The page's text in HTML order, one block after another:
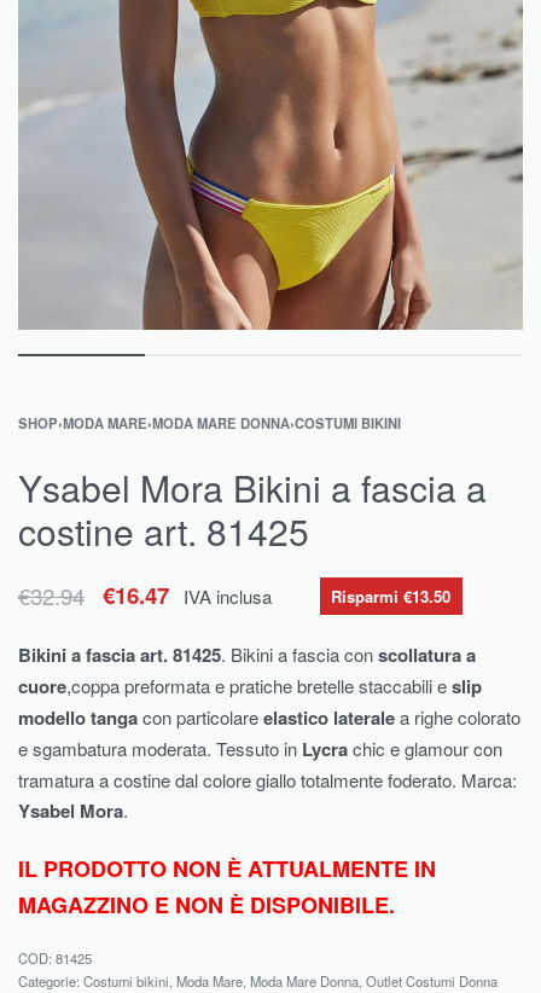
SHOP›MODA MARE›MODA MARE DONNA›COSTUMI BIKINI
Ysabel Mora Bikini a fascia a
costine art. 81425
€32.94 €16.47 IVA inclusa Risparmi €13.50
Bikini a fascia art. 81425. Bikini a fascia conscollatura a
cuore,coppa preformata e pratiche bretelle staccabili eslip
modellotangacon particolareelastico lateralea righe colorato
e sgambatura moderata. Tessuto in Lycrachic e glamour con
tramatura a costine dal colore giallo totalmente foderato. Marca:
Ysabel Mora.
IL PRODOTTO NON È ATTUALMENTE IN
MAGAZZINO E NON È DISPONIBILE.
81425
Categorie: Costumi bikini, Moda Mare, Moda Mare Donna, Outlet Costumi Donna